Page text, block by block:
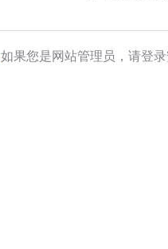
如果您是网站管理员，请登